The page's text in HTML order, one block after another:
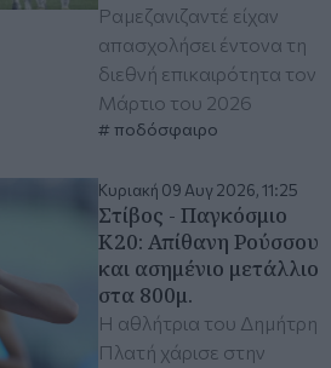
Ραμεζανιζαντέ είχαν
απασχολήσει έντονα τη
διεθνή επικαιρότητα τον
Μάρτιο του 2026
ποδόσφαιρο
Κυριακή 09 Αυγ 2026, 11:25
Στίβος - Παγκόσμιο
Κ20: Απίθανη Ρούσσου
και ασημένιο μετάλλιο
στα 800μ.
Η αθλήτρια του Δημήτρη
Πλατή χάρισε στην